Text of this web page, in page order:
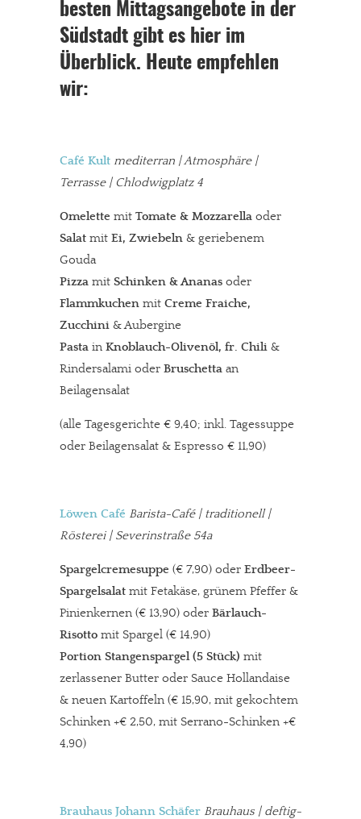
besten Mittagsangebote in der
Südstadt gibt es hier im
Überblick. Heute empfehlen
wir:
Café Kult mediterran | Atmosphäre |
Terrasse | Chlodwigplatz 4
Omelette mit Tomate & Mozzarella oder
Salat mit Ei, Zwiebeln & geriebenem
Gouda
Pizza mit Schinken & Ananas oder
Flammkuchen mit Creme Fraiche,
Zucchini & Aubergine
Pasta in Knoblauch-Olivenöl, fr. Chili &
Rindersalami oder Bruschetta an
Beilagensalat
(alle Tagesgerichte € 9,40; inkl. Tagessuppe
oder Beilagensalat & Espresso € 11,90)
Löwen Café Barista-Café| traditionell |
Rösterei | Severinstraße 54a
Spargelcremesuppe (€ 7,90) oder Erdbeer-
Spargelsalat mit Fetakäse, grünem Pfeffer &
Pinienkernen (€ 13,90) oder Bärlauch-
Risotto mit Spargel (€ 14,90)
Portion Stangenspargel (5 Stück) mit
zerlassener Butter oder Sauce Hollandaise
& neuen Kartoffeln (€ 15,90, mit gekochtem
Schinken +€ 2,50, mit Serrano-Schinken +€
4,90)
Brauhaus Johann Schäfer Brauhaus | deftig-